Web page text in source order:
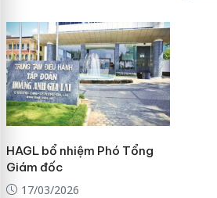
HAGL bổ nhiệm Phó Tổng
Giám đốc
17/03/2026